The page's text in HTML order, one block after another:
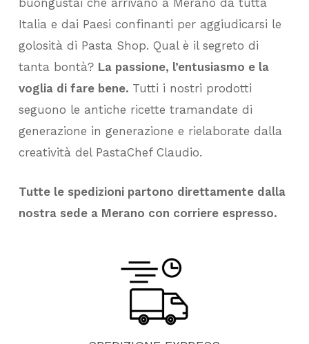
buongustai che arrivano a Merano da tutta
Italia e dai Paesi confinanti per aggiudicarsi le
golosità di Pasta Shop. Qual è il segreto di
tanta bontà? La passione, l’entusiasmo e la
voglia di fare bene. Tutti i nostri prodotti
seguono le antiche ricette tramandate di
generazione in generazione e rielaborate dalla
creatività del PastaChef Claudio.
Tutte le spedizioni partono direttamente dalla
nostra sede a Merano con corriere espresso.